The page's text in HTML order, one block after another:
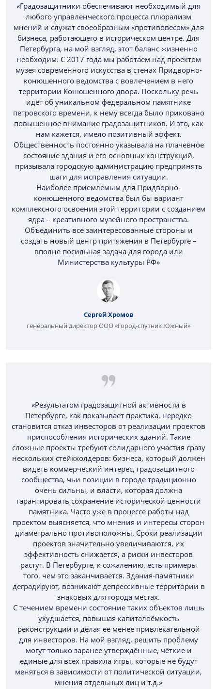
«Градозащитники обеспечивают необходимый для
любого управленческого процесса плюрализм
мнений и служат своеобразным «противовесом» для
бизнеса, работающего в историческом центре. Для
Петербурга, на мой взгляд, этот баланс жизненно
необходим. С 2017 года мы работаем над проектом
музея современного искусства в стенах Придворно-
конюшенного ведомства с вовлечением в него
территории Конюшенного двора. Поскольку речь
идёт об уникальном федеральном памятнике
петровского времени, к нему всегда было приковано
повышенное внимание градозащитников. И это, как
нам кажется, имело позитивный эффект.
Общественность постоянно указывала на плачевное
состояние здания и его основных конструкций,
призывала городскую администрацию предпринять
шаги для исправления ситуации.
Наиболее приемлемым для При­дворно-
конюшенного ведомства был бы вариант
комплексного освоения этой территории с созданием
ядра – креативного музейного пространства.
Объединить все заинтересованные стороны и
создать новый центр притяжения в Петербурге –
вполне посильная задача для города или
Министерства культуры РФ»
Сергей Хромов
генеральный директор ООО «Город-спутник Южный»
«Результатом градозащитной активности в
Петербурге, как показывает практика, нередко
становится отказ инвесторов от реализации проектов
приспособления исторических зданий. Такие
сложные проекты требуют солидарного участия сразу
нескольких стейкхолдеров: бизнеса, который должен
видеть коммерческий интерес, градозащитного
сообщества, чьи позиции в городе традиционно
очень сильны, и власти, которая должна
гарантировать сохранение исторической ценности
памятника. Часто уже в процессе работы над
проектом выясняется, что мнения и интересы сторон
диаметрально противоположны. Сроки реализации
проектов значительно увеличиваются, их
эффективность снижается, а риски инвесторов
растут. В Петербурге, к сожалению, есть примеры
того, чем это заканчивается. Здания-памятники
деградируют, возникают депрессивные территории в
знаковых для города местах.
С течением времени состояние таких объектов лишь
ухудшается, повышая капиталоёмкость
реконструкции и делая её менее привлекательной
для инвесторов. На мой взгляд, решить проблему
могут только заранее утверждённые, чёткие и
единые для всех правила игры, которые не будут
меняться в зависимости от политической ситуации,
мнения отдельных лиц и т.д.»